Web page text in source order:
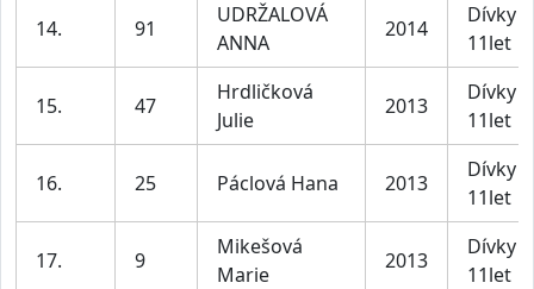
14. 91
UDRŽALOVÁ
ANNA
2014
Dívky
11let
15. 47
Hrdličková
Julie
2013
Dívky
11let
16. 25 Páclová Hana 2013
Dívky
11let
17. 9
Mikešová
Marie
2013
Dívky
11let